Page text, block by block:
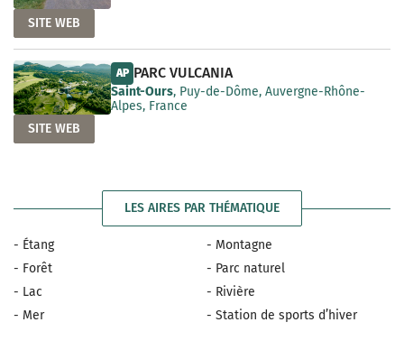
SITE WEB
AP PARC VULCANIA
Saint-Ours, Puy-de-Dôme, Auvergne-Rhône-
Alpes, France
SITE WEB
LES AIRES PAR THÉMATIQUE
- Étang
- Forêt
- Lac
- Mer
- Montagne
- Parc naturel
- Rivière
- Station de sports d’hiver